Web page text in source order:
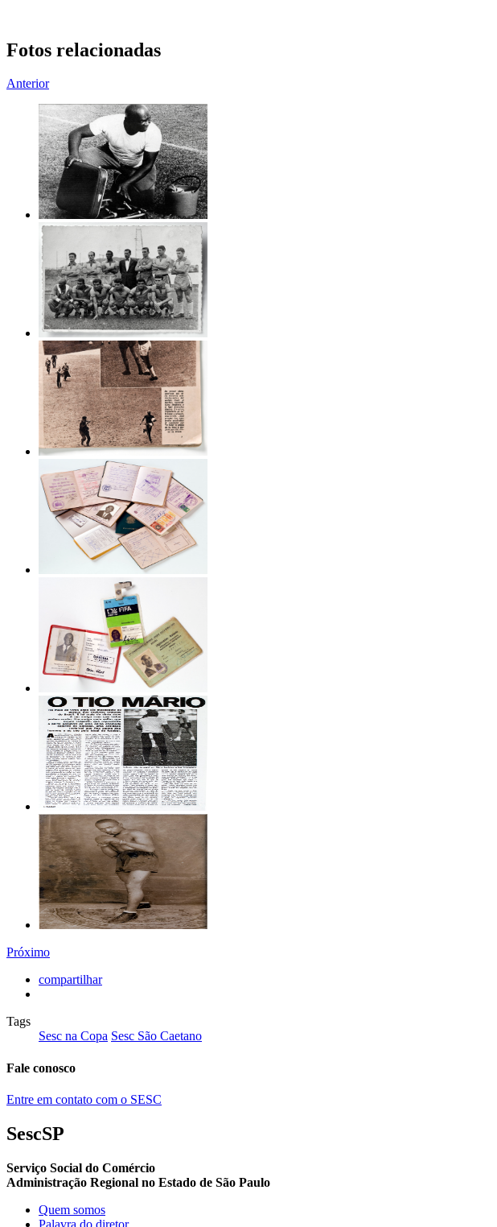
Fotos relacionadas
Anterior
Próximo
compartilhar
Tags
Sesc na Copa Sesc São Caetano
Fale conosco
Entre em contato com o SESC
SescSP
Serviço Social do Comércio
Administração Regional no Estado de São Paulo
Quem somos
Palavra do diretor